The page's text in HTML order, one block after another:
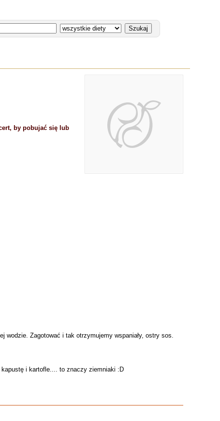
by pobujać się lub
wodzie. Zagotować i tak otrzymujemy wspaniały, ostry sos.
i kartofle.... to znaczy ziemniaki :D